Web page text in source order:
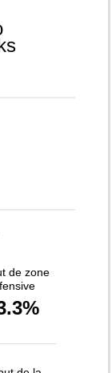
de zone